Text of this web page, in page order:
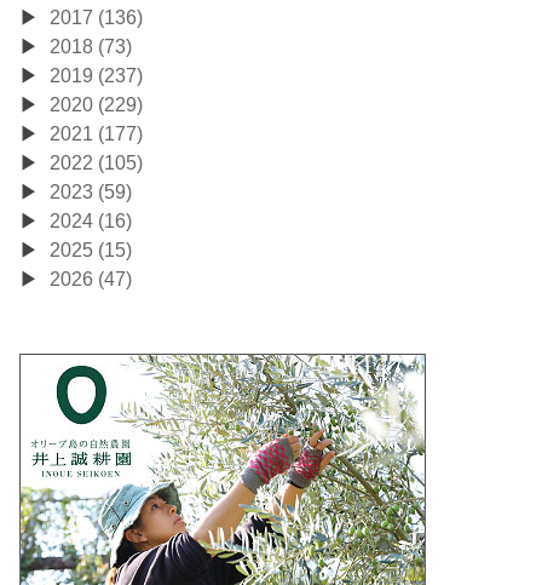
2017 (136)
2018 (73)
2019 (237)
2020 (229)
2021 (177)
2022 (105)
2023 (59)
2024 (16)
2025 (15)
2026 (47)